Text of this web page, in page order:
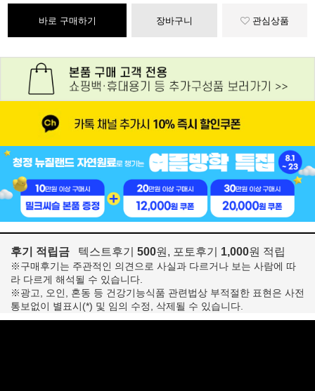
바로 구매하기 장바구니 관심상품
후기 적립금 텍스트후기 500원, 포토후기 1,000원 적립
※구매후기는 주관적인 의견으로 사실과 다르거나 보는 사람에 따
라 다르게 해석될 수 있습니다.
※광고, 오인, 혼동 등 건강기능식품 관련법상 부적절한 표현은 사전
통보없이 별표시(*) 및 임의 수정, 삭제될 수 있습니다.